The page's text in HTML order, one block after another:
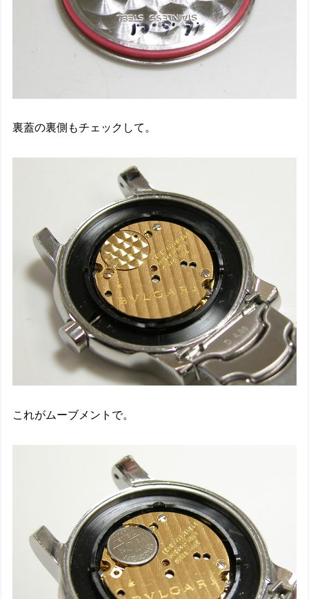
裏蓋の裏側もチェックして。
これがムーブメントで。